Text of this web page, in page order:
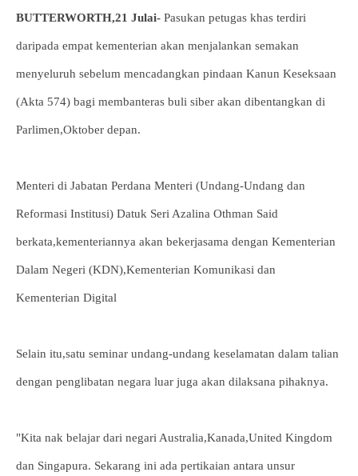
BUTTERWORTH,21 Julai- Pasukan petugas khas terdiri
daripada empat kementerian akan menjalankan semakan
menyeluruh sebelum mencadangkan pindaan Kanun Keseksaan
(Akta 574) bagi membanteras buli siber akan dibentangkan di
Parlimen,Oktober depan.
Menteri di Jabatan Perdana Menteri (Undang-Undang dan
Reformasi Institusi) Datuk Seri Azalina Othman Said
berkata,kementeriannya akan bekerjasama dengan Kementerian
Dalam Negeri (KDN),Kementerian Komunikasi dan
Kementerian Digital
Selain itu,satu seminar undang-undang keselamatan dalam talian
dengan penglibatan negara luar juga akan dilaksana pihaknya.
"Kita nak belajar dari negari Australia,Kanada,United Kingdom
dan Singapura. Sekarang ini ada pertikaian antara unsur